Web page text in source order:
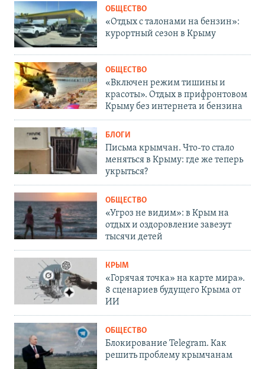
ОБЩЕСТВО
«Отдых с талонами на бензин»:
курортный сезон в Крыму
ОБЩЕСТВО
«Включен режим тишины и
красоты». Отдых в прифронтовом
Крыму без интернета и бензина
БЛОГИ
Письма крымчан. Что-то стало
меняться в Крыму: где же теперь
укрыться?
ОБЩЕСТВО
«Угроз не видим»: в Крым на
отдых и оздоровление завезут
тысячи детей
КРЫМ
«Горячая точка» на карте мира».
8 сценариев будущего Крыма от
ИИ
ОБЩЕСТВО
Блокирование Telegram. Как
решить проблему крымчанам